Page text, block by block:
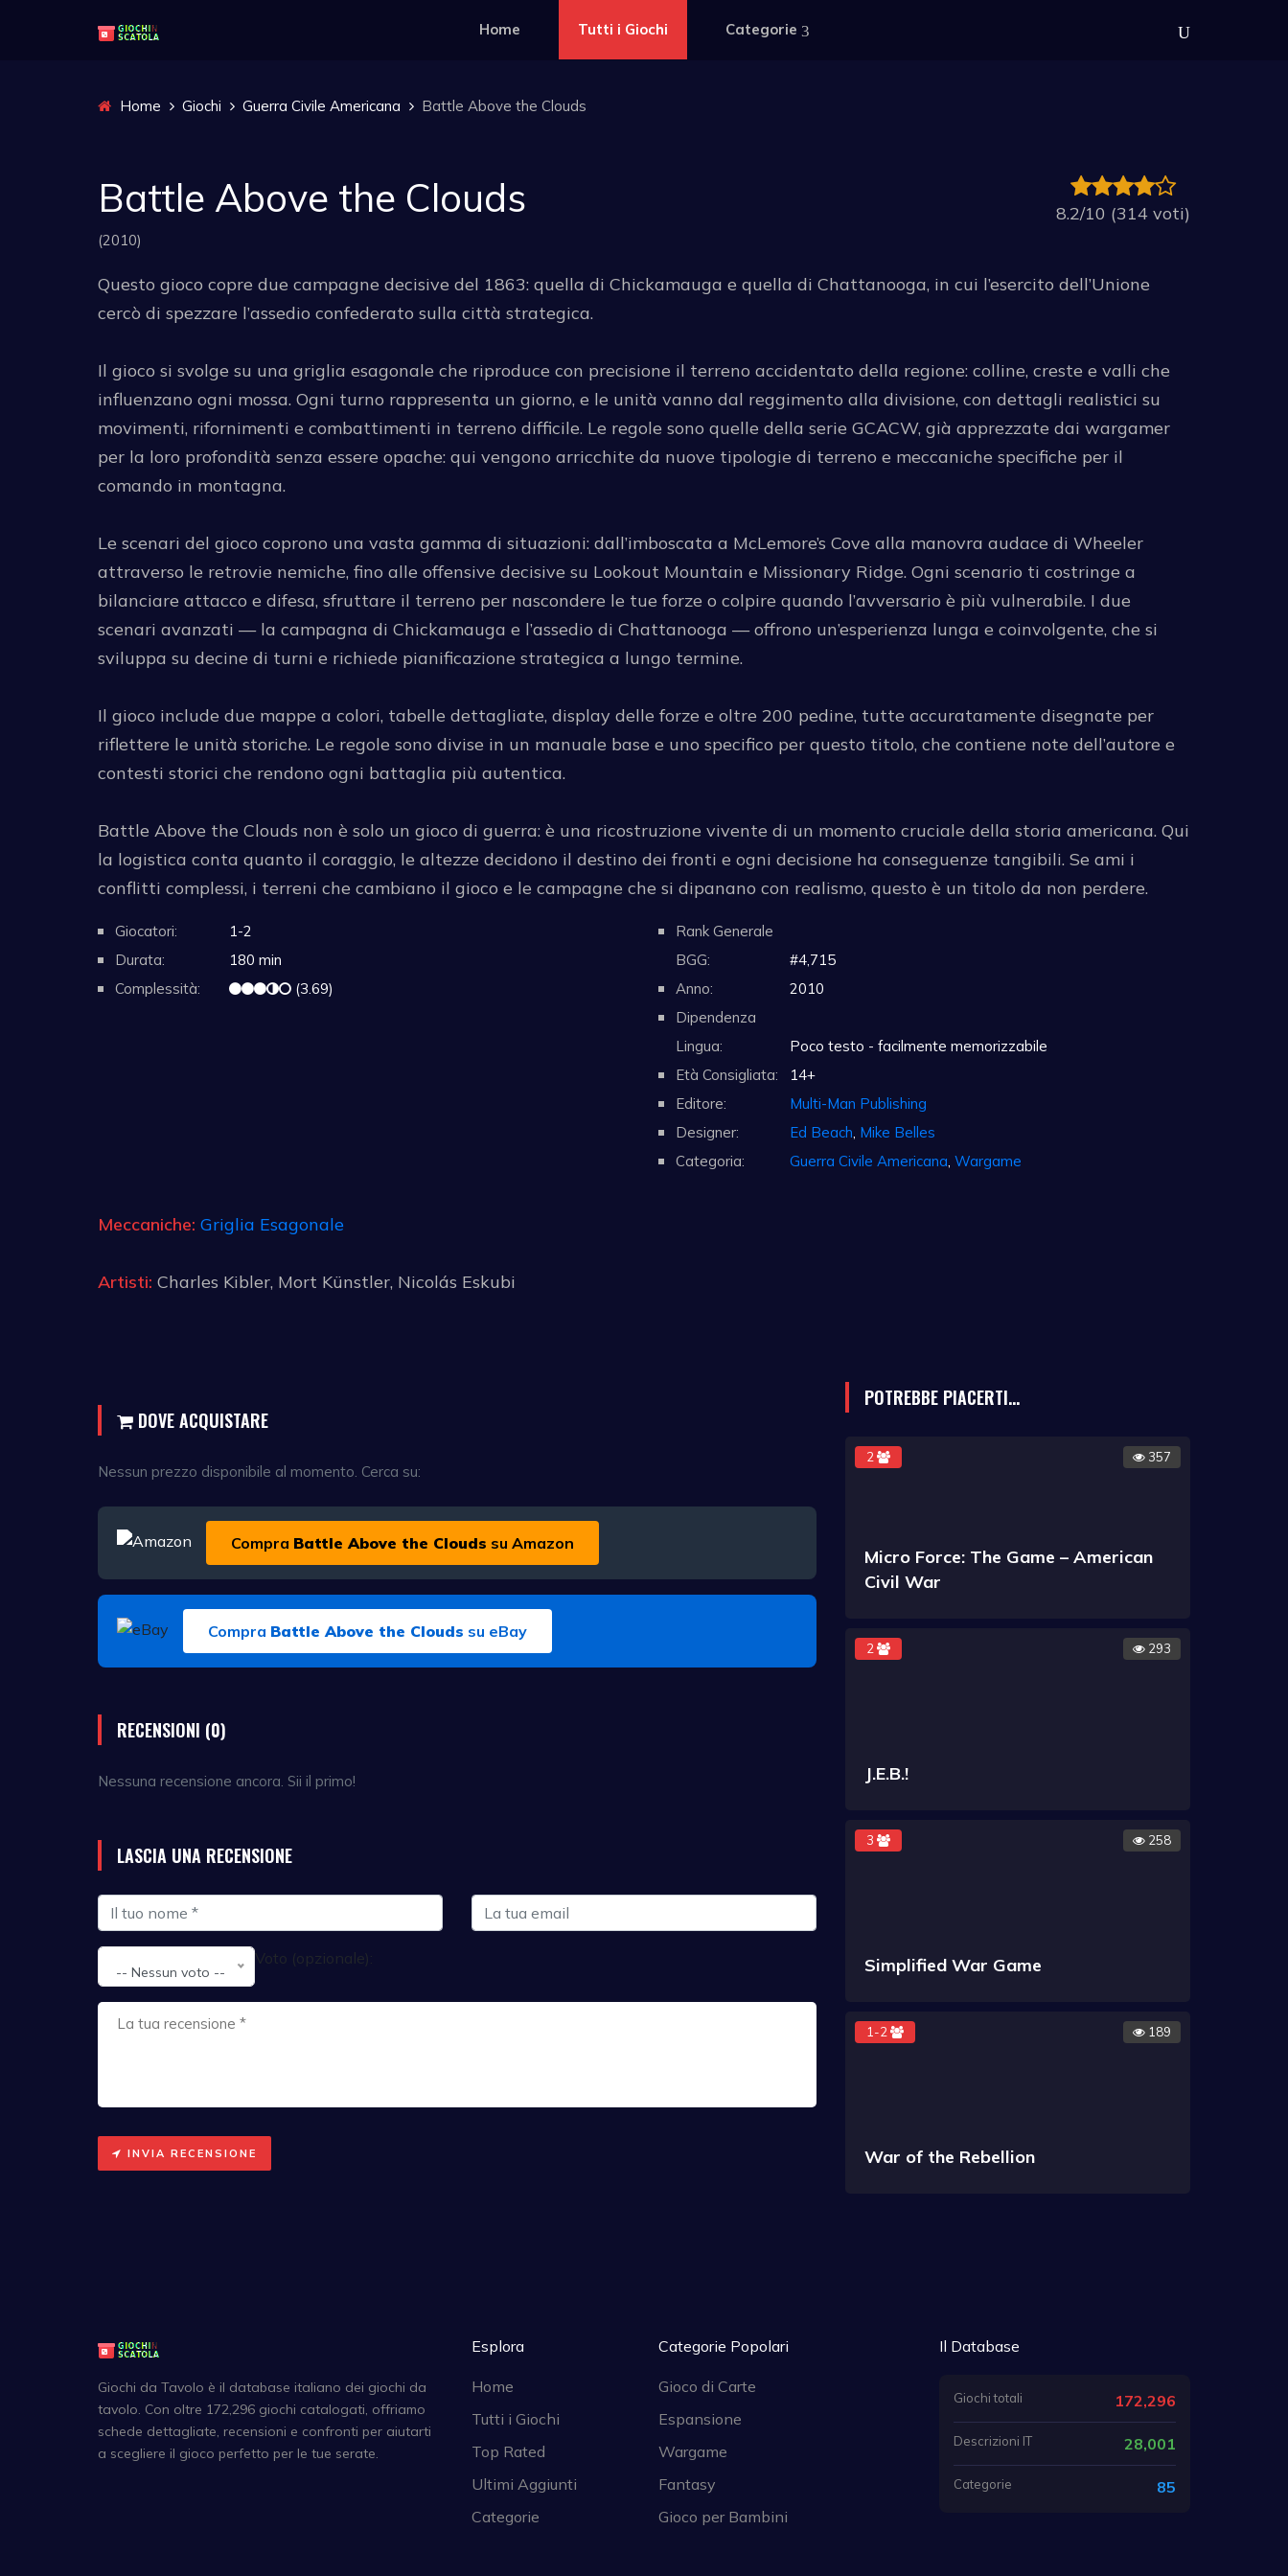
Home Tutti i Giochi Categorie
Home Giochi Guerra Civile Americana Battle Above the Clouds
Battle Above the Clouds
(2010)
8.2/10 (314 voti)
Questo gioco copre due campagne decisive del 1863: quella di Chickamauga e quella di Chattanooga, in cui l’esercito dell’Unione
cercò di spezzare l’assedio confederato sulla città strategica.
Il gioco si svolge su una griglia esagonale che riproduce con precisione il terreno accidentato della regione: colline, creste e valli che
influenzano ogni mossa. Ogni turno rappresenta un giorno, e le unità vanno dal reggimento alla divisione, con dettagli realistici su
movimenti, rifornimenti e combattimenti in terreno difficile. Le regole sono quelle della serie GCACW, già apprezzate dai wargamer
per la loro profondità senza essere opache: qui vengono arricchite da nuove tipologie di terreno e meccaniche specifiche per il
comando in montagna.
Le scenari del gioco coprono una vasta gamma di situazioni: dall’imboscata a McLemore’s Cove alla manovra audace di Wheeler
attraverso le retrovie nemiche, fino alle offensive decisive su Lookout Mountain e Missionary Ridge. Ogni scenario ti costringe a
bilanciare attacco e difesa, sfruttare il terreno per nascondere le tue forze o colpire quando l’avversario è più vulnerabile. I due
scenari avanzati — la campagna di Chickamauga e l’assedio di Chattanooga — offrono un’esperienza lunga e coinvolgente, che si
sviluppa su decine di turni e richiede pianificazione strategica a lungo termine.
Il gioco include due mappe a colori, tabelle dettagliate, display delle forze e oltre 200 pedine, tutte accuratamente disegnate per
riflettere le unità storiche. Le regole sono divise in un manuale base e uno specifico per questo titolo, che contiene note dell’autore e
contesti storici che rendono ogni battaglia più autentica.
Battle Above the Clouds non è solo un gioco di guerra: è una ricostruzione vivente di un momento cruciale della storia americana. Qui
la logistica conta quanto il coraggio, le altezze decidono il destino dei fronti e ogni decisione ha conseguenze tangibili. Se ami i
conflitti complessi, i terreni che cambiano il gioco e le campagne che si dipanano con realismo, questo è un titolo da non perdere.
Giocatori:
1-2
Durata:
180 min
Complessità:
(3.69)
Rank Generale
BGG:
#4,715
Anno:
2010
Dipendenza
Lingua:
Poco testo - facilmente memorizzabile
Età Consigliata:
14+
Editore:
Multi-Man Publishing
Designer:
Ed Beach Mike Belles
Categoria:
Guerra Civile Americana Wargame
Meccaniche: Griglia Esagonale
Artisti: Charles Kibler, Mort Künstler, Nicolás Eskubi
DOVE ACQUISTARE
Nessun prezzo disponibile al momento. Cerca su:
Compra Battle Above the Clouds su Amazon
Compra Battle Above the Clouds su eBay
RECENSIONI (0)
Nessuna recensione ancora. Sii il primo!
LASCIA UNA RECENSIONE
Voto (opzionale):
-- Nessun voto --
INVIA RECENSIONE
POTREBBE PIACERTI...
2 357
Micro Force: The Game – American
Civil War
2 293
J.E.B.!
3 258
Simplified War Game
1-2 189
War of the Rebellion
Giochi da Tavolo è il database italiano dei giochi da
tavolo. Con oltre 172,296 giochi catalogati, offriamo
schede dettagliate, recensioni e confronti per aiutarti
a scegliere il gioco perfetto per le tue serate.
Esplora
Home
Tutti i Giochi
Top Rated
Ultimi Aggiunti
Categorie
Categorie Popolari
Gioco di Carte
Espansione
Wargame
Fantasy
Gioco per Bambini
Il Database
Giochi totali 172,296
Descrizioni IT 28,001
Categorie 85